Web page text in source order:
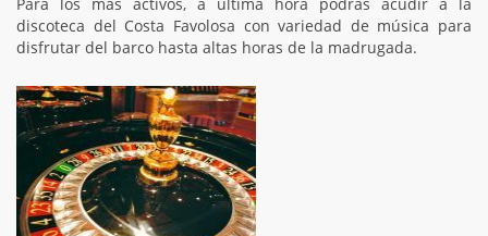
discoteca del Costa Favolosa con variedad de música para
disfrutar del barco hasta altas horas de la madrugada.